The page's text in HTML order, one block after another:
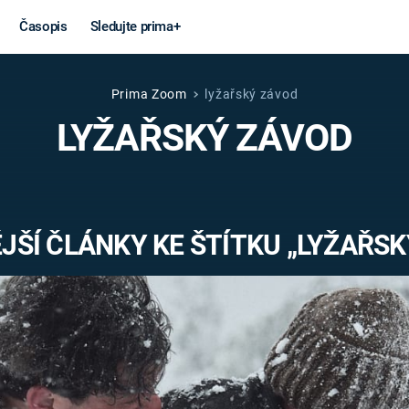
Časopis Sledujte prima+
Věda a
technika
MARS
Války
VÁLEČNÉ
Záhady a
Prima Zoom lyžařský závod
LYŽAŘSKÝ ZÁVOD
ČLÁNKY KE ŠTÍTKU